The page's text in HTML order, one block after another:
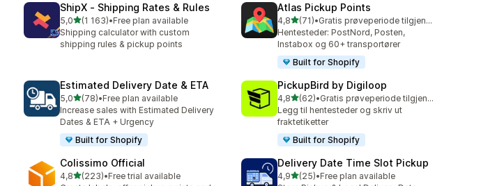
ShipX ‑ Shipping Rates & Rules
5,0av 5 stjerner
(1 163)
Totalt 1163 omtaler
•Free plan available
Shipping calculator with custom
shipping rules & pickup points
Atlas Pickup Points
4,8av 5 stjerner
(71)
Totalt 71 omtaler
•
Gratis prøveperiode tilgjengelig
Hentesteder: PostNord, Posten,
Instabox og 60+ transportører
Built for Shopify
Estimated Delivery Date & ETA
5,0av 5 stjerner
(78)
Totalt 78 omtaler
•Free plan available
Increase sales with Estimated Delivery
Dates & ETA + Urgency
Built for Shopify
PickupBird by Digiloop
4,8av 5 stjerner
(62)
Totalt 62 omtaler
•
Gratis prøveperiode tilgjengelig
Legg til hentesteder og skriv ut
fraktetiketter
Built for Shopify
Colissimo Official
4,8av 5 stjerner
(223)
Totalt 223 omtaler
•Free trial available
Delivery Date Time Slot Pickup
4,9av 5 stjerner
(25)
Totalt 25 omtaler
•Free plan available